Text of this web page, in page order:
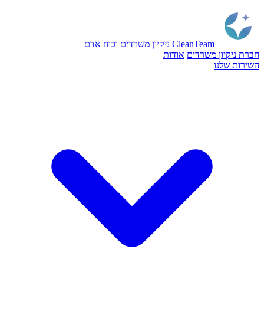
CleanTeam ניקיון משרדים וכוח אדם
חברת ניקיון משרדים אודות
השירות שלנו